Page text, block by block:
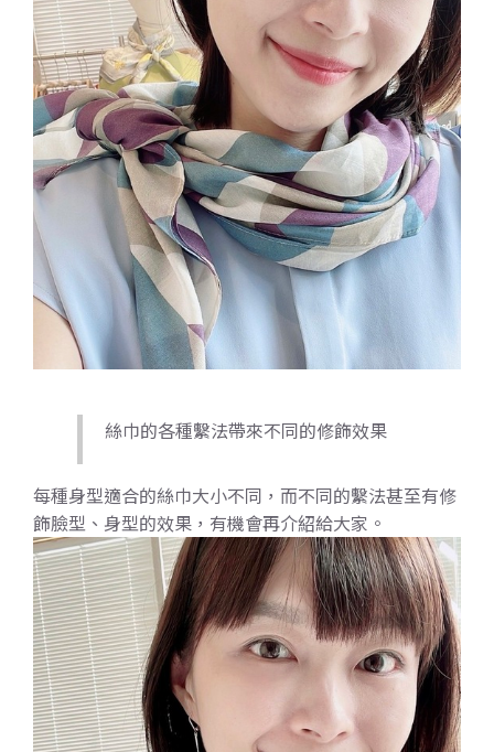
絲巾的各種繫法帶來不同的修飾效果
每種身型適合的絲巾大小不同，而不同的繫法甚至有修
飾臉型、身型的效果，有機會再介紹給大家。